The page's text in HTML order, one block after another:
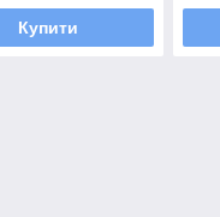
Купити